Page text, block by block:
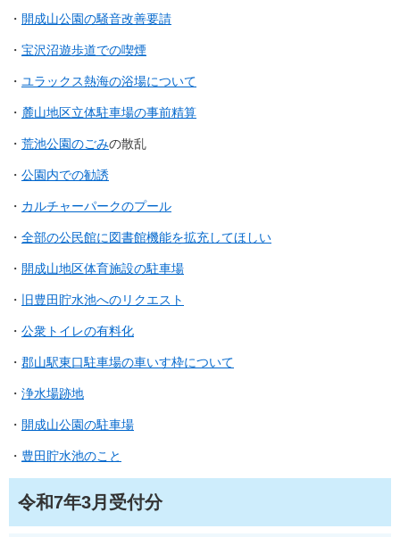
・ 開成山公園の騒音改善要請
・ 宝沢沼遊歩道での喫煙
・ ユラックス熱海の浴場について
・ 麓山地区立体駐車場の事前精算
・ 荒池公園のごみの散乱
・ 公園内での勧誘
・ カルチャーパークのプール
・ 全部の公民館に図書館機能を拡充してほしい
・ 開成山地区体育施設の駐車場
・ 旧豊田貯水池へのリクエスト
・ 公衆トイレの有料化
・ 郡山駅東口駐車場の車いす枠について
・ 浄水場跡地
・ 開成山公園の駐車場
・ 豊田貯水池のこと
令和7年3月受付分​